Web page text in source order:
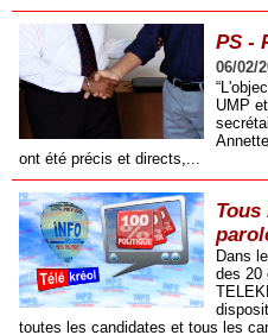
PS -
06/02/
UMP
ont été précis et directs,...
Dans
des 20
toutes les candidates et tous les